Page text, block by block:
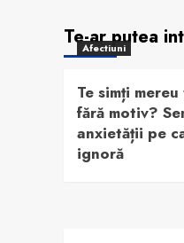
Te-ar putea
Afectiuni
Te simți
fără motiv?
anxietății pe
ignoră